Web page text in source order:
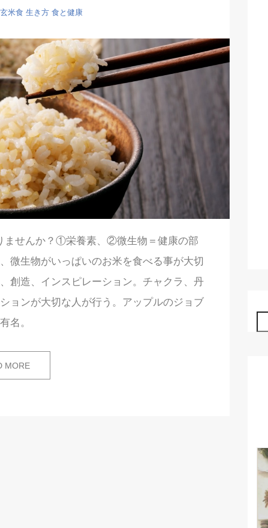
玄米食 生き方 食と健康
ませんか？①栄養素、②微生物＝健康の部
微生物がいっぱいのお米を食べる事が大切
創造、インスピレーション。チャクラ、丹
ョンが大切な人が行う。アップルのジョブ
名。
MORE